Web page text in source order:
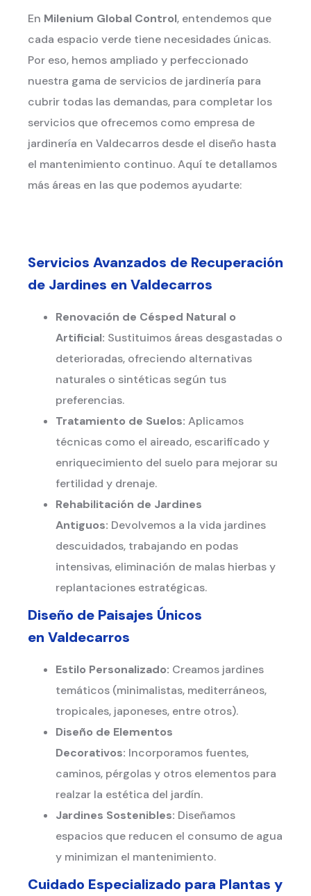
En Milenium Global Control, entendemos que
cada espacio verde tiene necesidades únicas.
Por eso, hemos ampliado y perfeccionado
nuestra gama de servicios de jardinería para
cubrir todas las demandas, para completar los
servicios que ofrecemos como empresa de
jardinería en Valdecarros desde el diseño hasta
el mantenimiento continuo. Aquí te detallamos
más áreas en las que podemos ayudarte:
Servicios Avanzados de Recuperación
de Jardines en Valdecarros
Renovación de Césped Natural o
Artificial: Sustituimos áreas desgastadas o
deterioradas, ofreciendo alternativas
naturales o sintéticas según tus
preferencias.
Tratamiento de Suelos: Aplicamos
técnicas como el aireado, escarificado y
enriquecimiento del suelo para mejorar su
fertilidad y drenaje.
Rehabilitación de Jardines
Antiguos: Devolvemos a la vida jardines
descuidados, trabajando en podas
intensivas, eliminación de malas hierbas y
replantaciones estratégicas.
Diseño de Paisajes Únicos
en Valdecarros
Estilo Personalizado: Creamos jardines
temáticos (minimalistas, mediterráneos,
tropicales, japoneses, entre otros).
Diseño de Elementos
Decorativos: Incorporamos fuentes,
caminos, pérgolas y otros elementos para
realzar la estética del jardín.
Jardines Sostenibles: Diseñamos
espacios que reducen el consumo de agua
y minimizan el mantenimiento.
Cuidado Especializado para Plantas y